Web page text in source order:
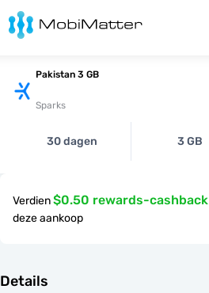
Pakistan 3 GB
Sparks
30 dagen 3 GB
Verdien$0.50 rewards-cashback
deze aankoop
Details